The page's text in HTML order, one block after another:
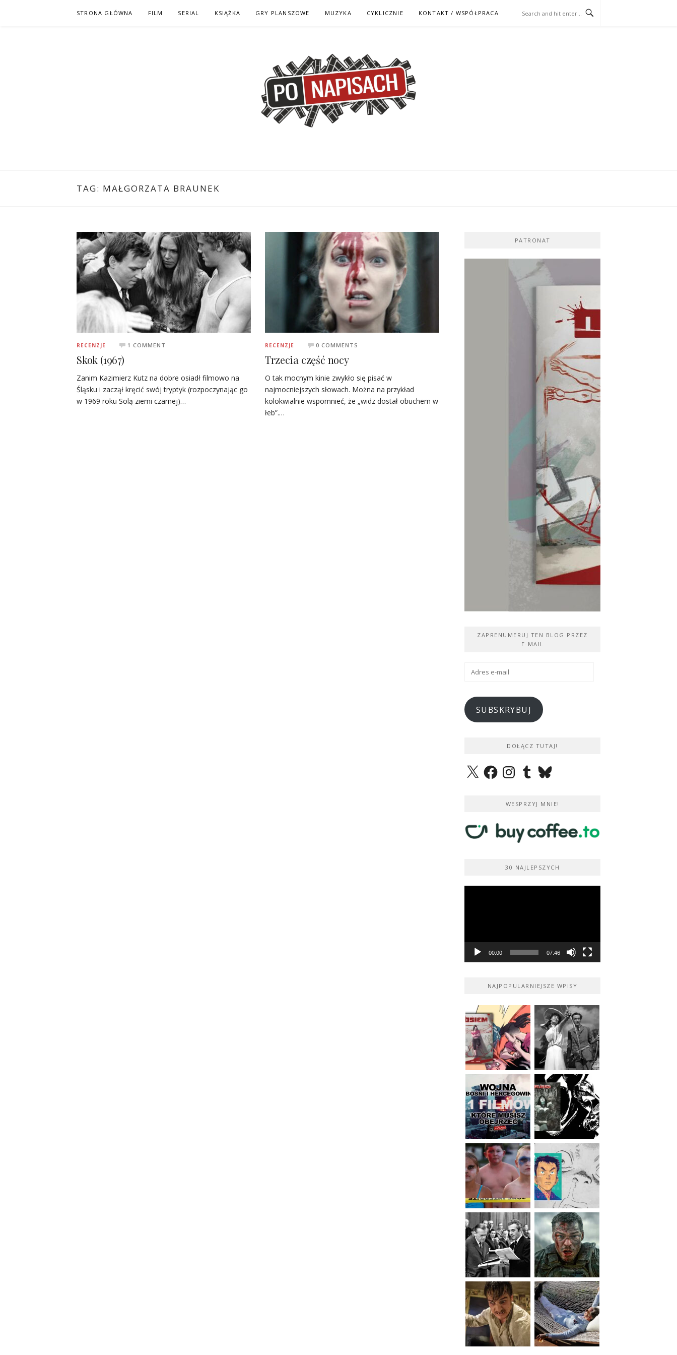
STRONA GŁÓWNA FILM SERIAL KSIĄŻKA GRY PLANSZOWE MUZYKA CYKLICZNIE KONTAKT / WSPÓŁPRACA
TAG: MAŁGORZATA BRAUNEK
RECENZJE 1 COMMENT
Skok (1967)
Zanim Kazimierz Kutz na dobre osiadł filmowo na
Śląsku i zaczął kręcić swój tryptyk (rozpoczynając go
w 1969 roku Solą ziemi czarnej)…
RECENZJE 0 COMMENTS
Trzecia część nocy
O tak mocnym kinie zwykło się pisać w
najmocniejszych słowach. Można na przykład
kolokwialnie wspomnieć, że „widz dostał obuchem w
łeb”.…
PATRONAT
ZAPRENUMERUJ TEN BLOG PRZEZ
E-MAIL
Adres
SUBSKRYBUJ
DOŁĄCZ TUTAJ!
X FacebookInstagramTumblrBluesky
WESPRZYJ MNIE!
30 NAJLEPSZYCH
00:00 07:46
NAJPOPULARNIEJSZE WPISY